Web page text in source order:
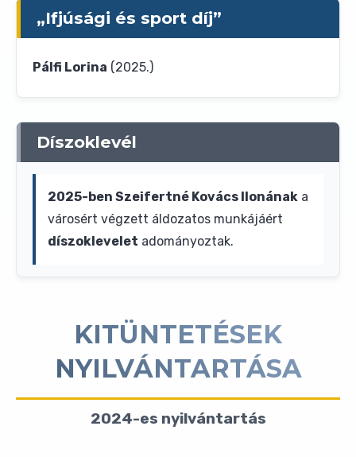
„Ifjúsági és sport díj”
Pálfi Lorina (2025.)
Díszoklevél
2025-ben Szeifertné Kovács Ilonának a
városért végzett áldozatos munkájáért
díszoklevelet adományoztak.
KITÜNTETÉSEK
NYILVÁNTARTÁSA
2024-es nyilvántartás